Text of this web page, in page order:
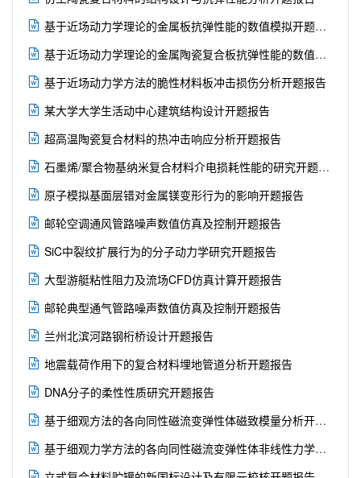
 基于近场动力学理论的金属板抗弹性能的数值模拟开题报告
 基于近场动力学理论的金属陶瓷复合板抗弹性能的数值模拟开题报告
 基于近场动力学方法的脆性材料板冲击损伤分析开题报告
 某大学大学生活动中心建筑结构设计开题报告
 超高温陶瓷复合材料的热冲击响应分析开题报告
 石墨烯/聚合物基纳米复合材料介电损耗性能的研究开题报告
 原子模拟基面层错对金属镁变形行为的影响开题报告
 邮轮空调通风管路噪声数值仿真及控制开题报告
 SiC中裂纹扩展行为的分子动力学研究开题报告
 大型游艇粘性阻力及流场CFD仿真计算开题报告
 邮轮典型通气管路噪声数值仿真及控制开题报告
 兰州北滨河路钢桁桥设计开题报告
 地震载荷作用下的复合材料埋地管道分析开题报告
 DNA分子的柔性性质研究开题报告
 基于细观方法的各向同性磁流变弹性体磁致模量分析开题报告
 基于细观力学方法的各向同性磁流变弹性体非线性力学行为分析开题报告